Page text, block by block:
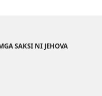
SA
SA
SAKSI NI JEHOVA